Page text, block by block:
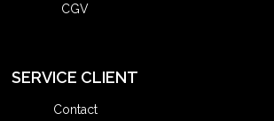
CGV
SERVICE CLIENT
Contact